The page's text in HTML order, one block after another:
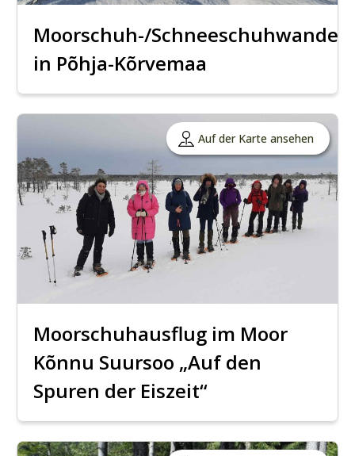
Moorschuh-/
in Põhja-Kõrvemaa
Auf der Karte ansehen
Moorschuhausflug im Moor
Kõnnu Suursoo „Auf den
Spuren der Eiszeit“